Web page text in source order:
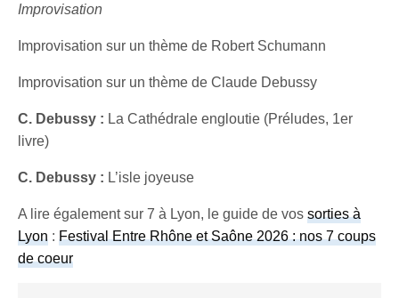
Improvisation
Improvisation sur un thème de Robert Schumann
Improvisation sur un thème de Claude Debussy
C. Debussy : La Cathédrale engloutie (Préludes, 1er
livre)
C. Debussy : L’isle joyeuse
A lire également sur 7 à Lyon, le guide de vossorties à
Lyon :Festival Entre Rhône et Saône 2026 : nos 7 coups
de coeur